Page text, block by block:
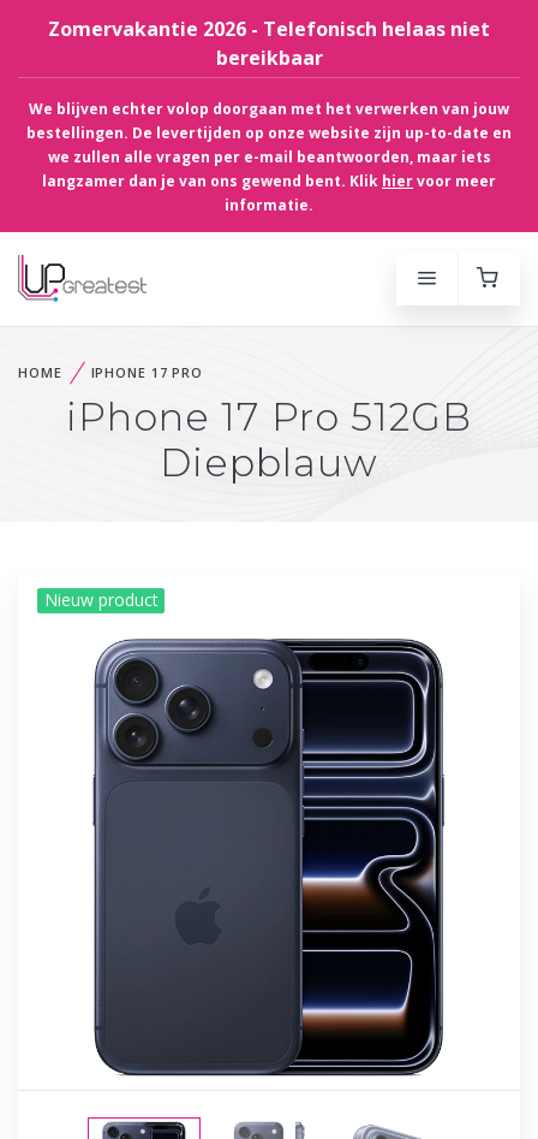
Zomervakantie 2026 - Telefonisch helaas niet
bereikbaar
We blijven echter volop doorgaan met het verwerken van jouw
bestellingen. De levertijden op onze website zijn up-to-date en
we zullen alle vragen per e-mail beantwoorden, maar iets
langzamer dan je van ons gewend bent. Klik hiervoor meer
informatie.
HOME IPHONE 17 PRO
iPhone 17 Pro 512GB
Diepblauw
Nieuw product